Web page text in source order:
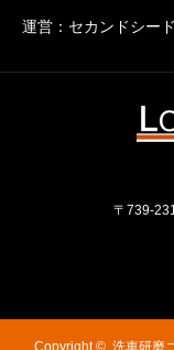
運営：セカンドシー
〒739-
Copyright © 洗車研磨